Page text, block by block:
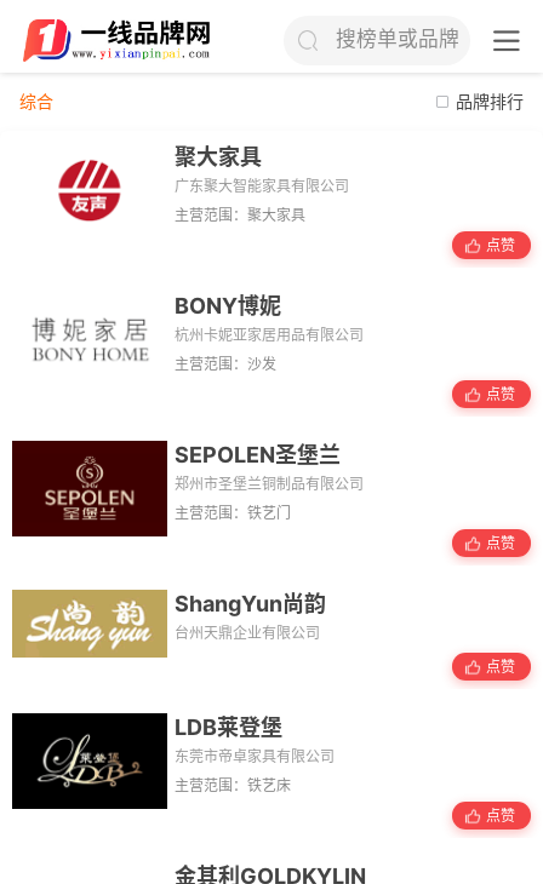
搜榜单或品牌
品牌排行
综合
聚大家具
广东聚大智能家具有限公司
主营范围：聚大家具
点赞
BONY博妮
杭州卡妮亚家居用品有限公司
主营范围：沙发
点赞
SEPOLEN圣堡兰
郑州市圣堡兰铜制品有限公司
主营范围：铁艺门
点赞
ShangYun尚韵
台州天鼎企业有限公司
点赞
LDB莱登堡
东莞市帝卓家具有限公司
主营范围：铁艺床
点赞
金其利GOLDKYLIN